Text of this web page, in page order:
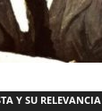
Y SU RELEVANCIA